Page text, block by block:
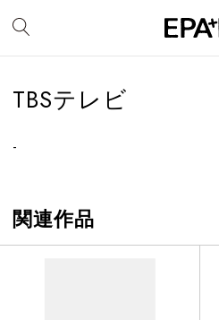
TBSテレビ
-
関連作品